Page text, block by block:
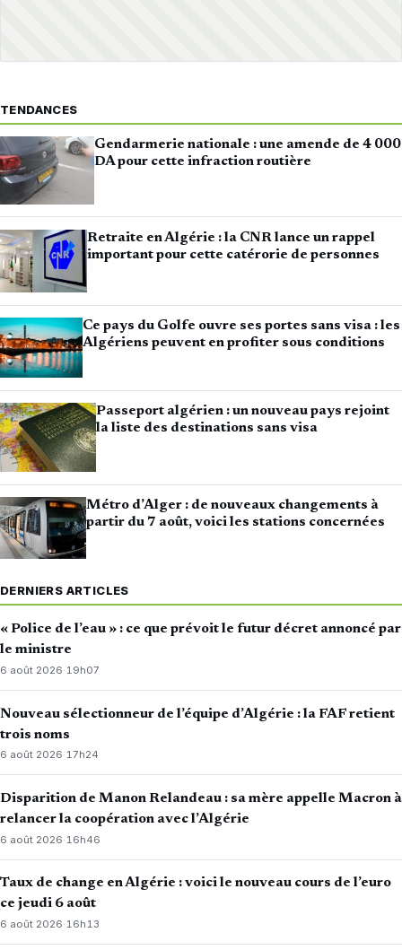
TENDANCES
Gendarmerie nationale : une amende de 4 000
DA pour cette infraction routière
Retraite en Algérie : la CNR lance un rappel
important pour cette catérorie de personnes
Ce pays du Golfe ouvre ses portes sans visa : les
Algériens peuvent en profiter sous conditions
Passeport algérien : un nouveau pays rejoint
la liste des destinations sans visa
Métro d’Alger : de nouveaux changements à
partir du 7 août, voici les stations concernées
DERNIERS ARTICLES
« Police de l’eau » : ce que prévoit le futur décret annoncé par
le ministre
6 août 2026·19h07
Nouveau sélectionneur de l’équipe d’Algérie : la FAF retient
trois noms
6 août 2026·17h24
Disparition de Manon Relandeau : sa mère appelle Macron à
relancer la coopération avec l’Algérie
6 août 2026· 16h46
Taux de change en Algérie : voici le nouveau cours de l’euro
ce jeudi 6 août
6 août 2026·16h13